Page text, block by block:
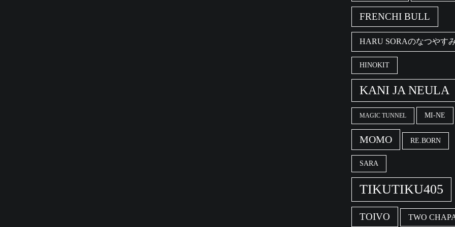
FRENCHI BULL
HARU SORAのなつやす
HINOKIT
KANI JA NEULA
MAGIC TUNNEL MI-NE
MOMO RE.BORN
SARA
TIKUTIKU405
TOIVO TWO